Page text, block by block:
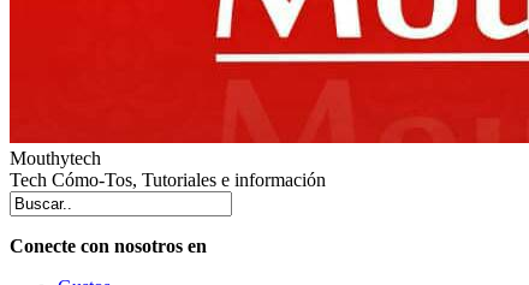
Mouthytech
Tech Cómo-Tos, Tutoriales e información
Conecte con nosotros en